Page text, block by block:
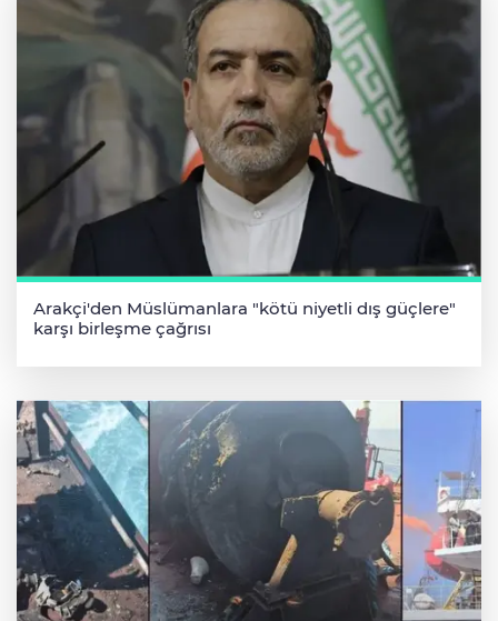
Arakçi'den Müslümanlara "kötü niyetli dış güçlere"
karşı birleşme çağrısı